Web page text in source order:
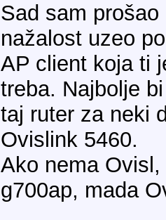
Sad sam
nažalost uzeo
AP client koja ti
treba. Najbolje
taj ruter za neki
Ovislink 5460.
Ako nema
g700ap, mada